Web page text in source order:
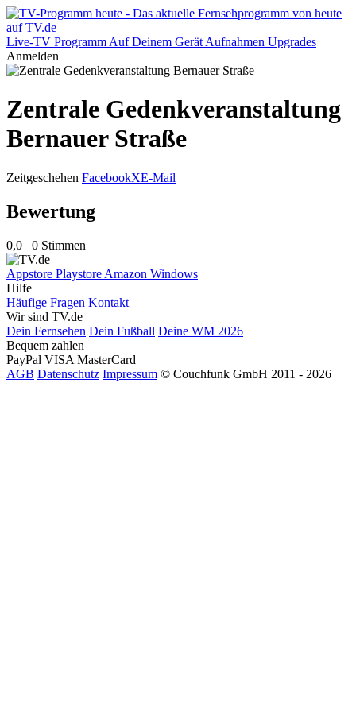
Live-TV Programm Auf Deinem Gerät Aufnahmen Upgrades
Anmelden
Zentrale Gedenkveranstaltung
Bernauer Straße
Zeitgeschehen FacebookXE-Mail
Bewertung
0,0 0 Stimmen
Appstore Playstore Amazon Windows
Hilfe
Häufige Fragen Kontakt
Wir sind TV.de
Dein Fernsehen Dein Fußball Deine WM 2026
Bequem zahlen
PayPal VISA MasterCard
AGB Datenschutz Impressum © Couchfunk GmbH 2011 - 2026